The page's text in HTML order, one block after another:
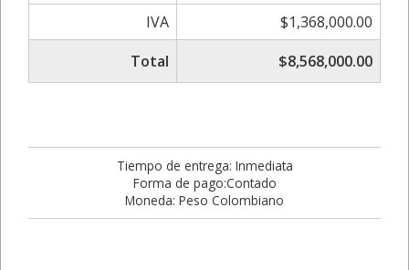
IVA
$1,368,000.00
Total
$8,568,000.00
Tiempo de entrega: Inmediata
Forma de pago:Contado
Moneda: Peso Colombiano